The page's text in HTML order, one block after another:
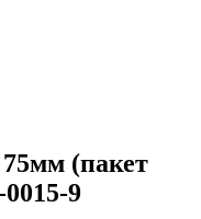
(пакет
9